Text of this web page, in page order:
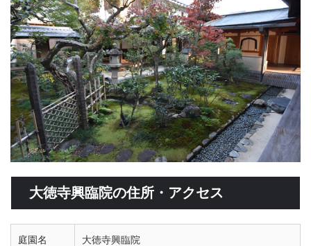
大徳寺興臨院の住所・アクセス
庭園名 大徳寺興臨院